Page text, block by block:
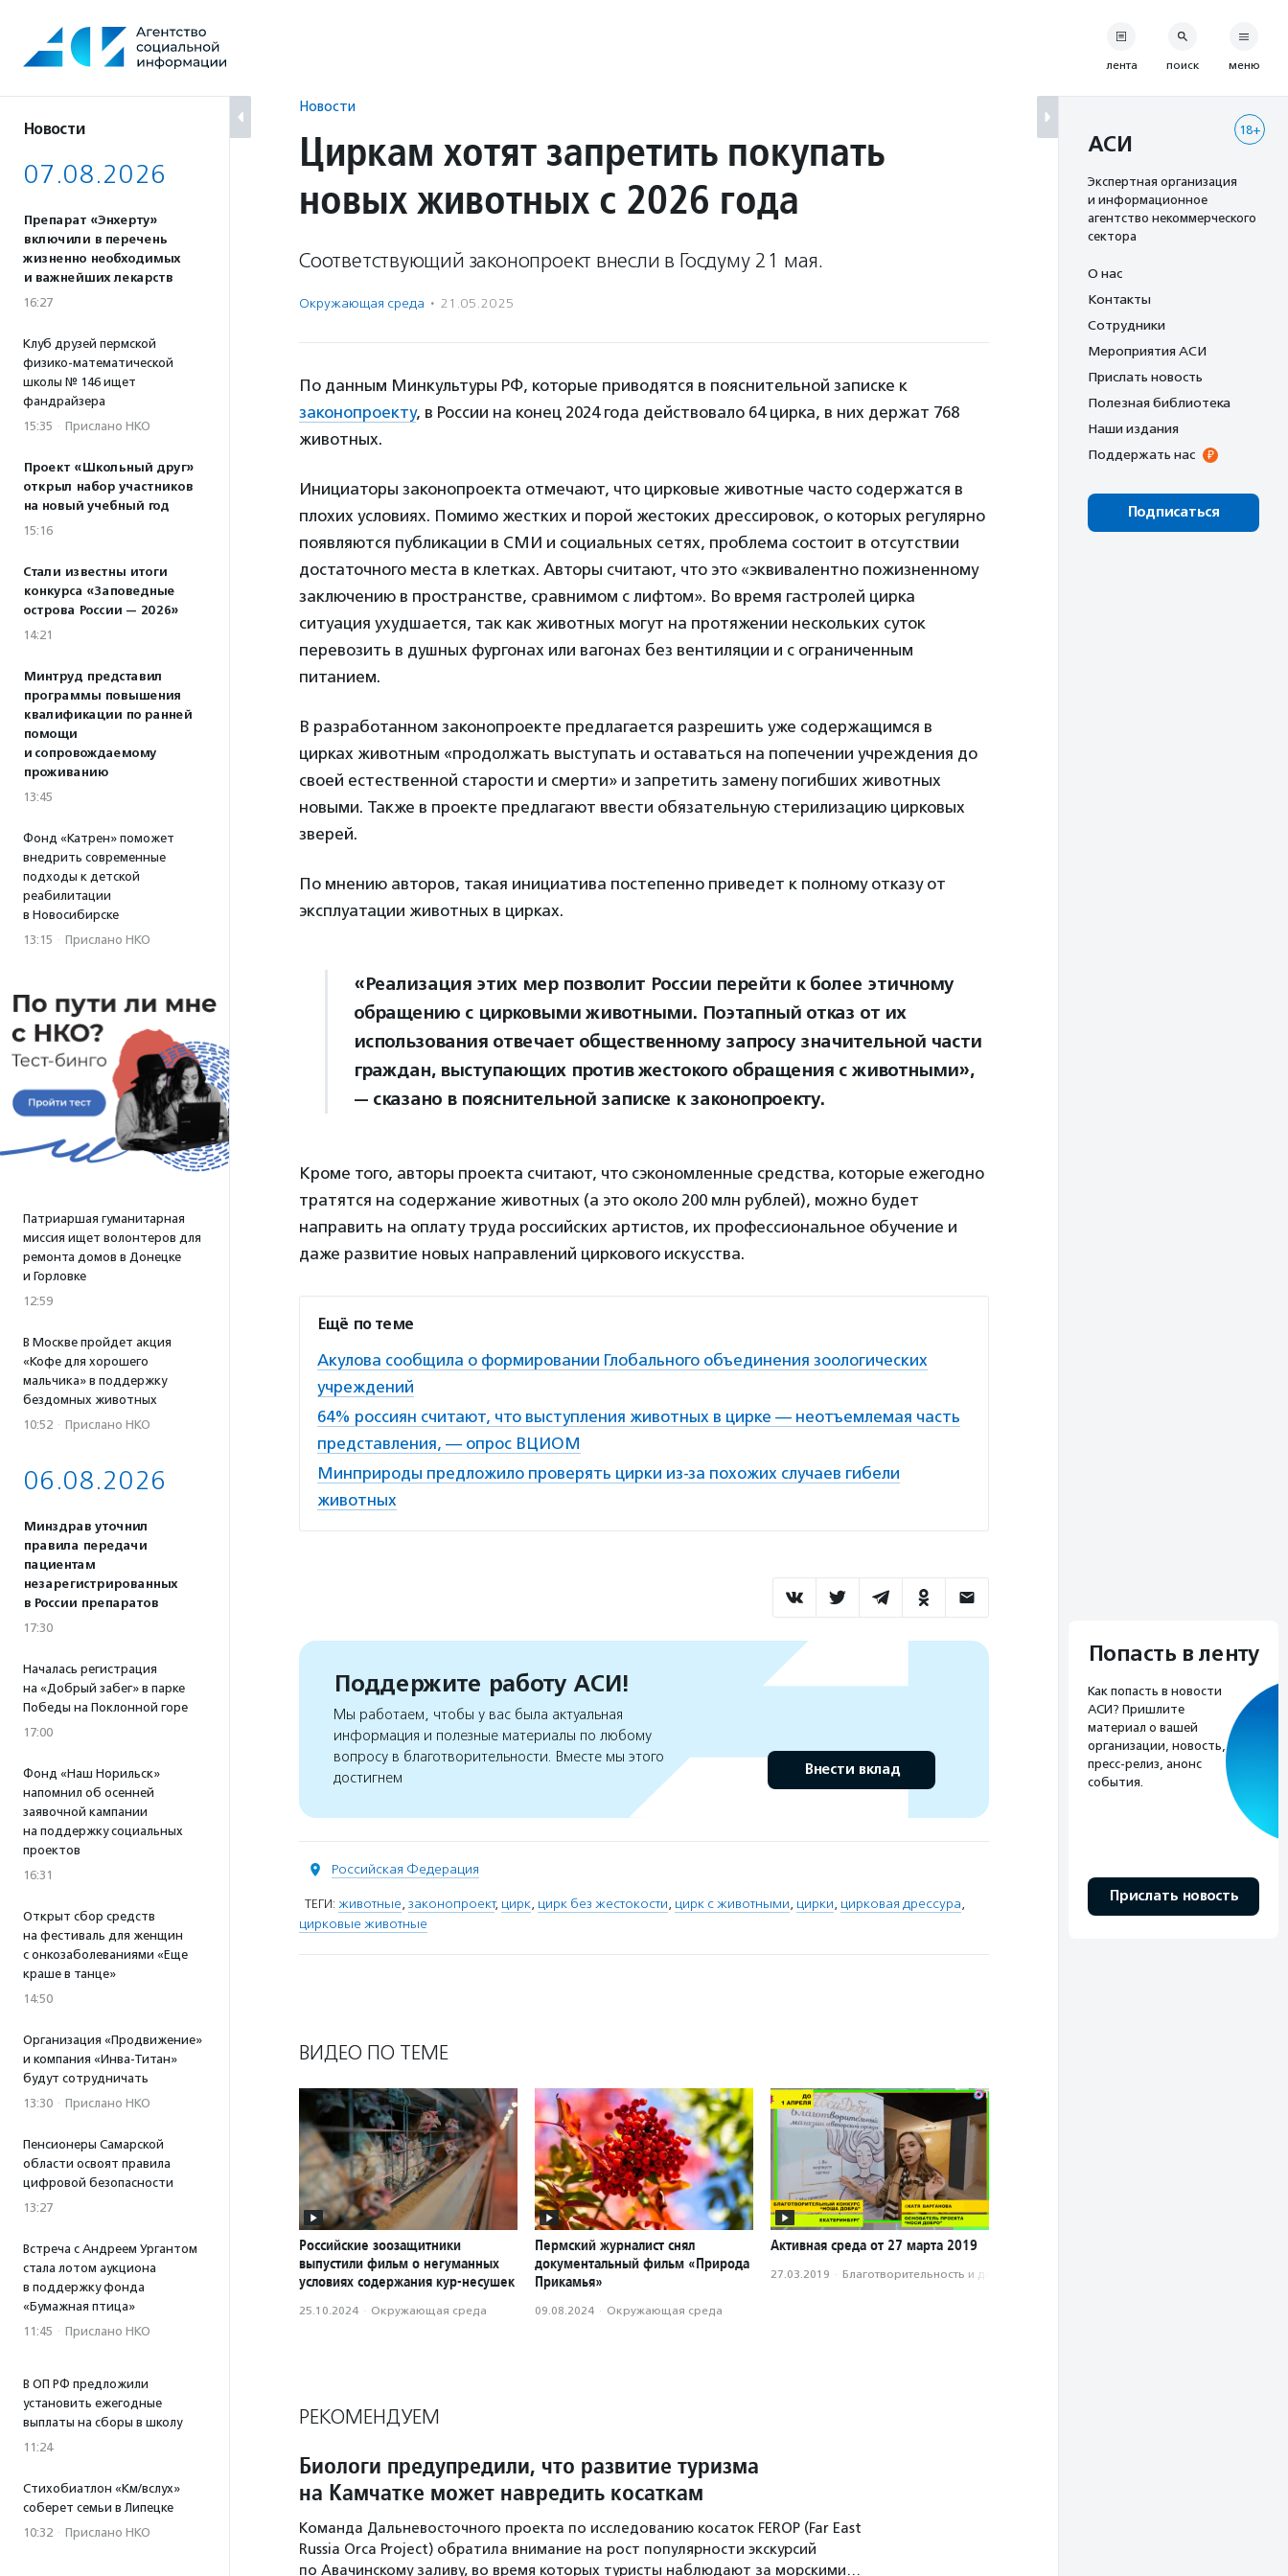
содержанию
Новости
07.08.2026
Препарат «Энхерту»
включили в перечень
жизненно необходимых
и важнейших лекарств
16:27
Клуб друзей пермской
физико-математической
школы № 146 ищет
фандрайзера
15:35 · Прислано НКО
Проект «Школьный друг»
открыл набор участников
на новый учебный год
15:16
Стали известны итоги
конкурса «Заповедные
острова России — 2026»
14:21
Минтруд представил
программы повышения
квалификации по ранней
помощи
и сопровождаемому
проживанию
13:45
Фонд «Катрен» поможет
внедрить современные
подходы к детской
реабилитации
в Новосибирске
13:15 · Прислано НКО
Патриаршая гуманитарная
миссия ищет волонтеров для
ремонта домов в Донецке
и Горловке
12:59
В Москве пройдет акция
«Кофе для хорошего
мальчика» в поддержку
бездомных животных
10:52 · Прислано НКО
06.08.2026
Минздрав уточнил
правила передачи
пациентам
незарегистрированных
в России препаратов
17:30
Началась регистрация
на «Добрый забег» в парке
Победы на Поклонной горе
17:00
Фонд «Наш Норильск»
напомнил об осенней
заявочной кампании
на поддержку социальных
проектов
16:31
Открыт сбор средств
на фестиваль для женщин
с онкозаболеваниями «Еще
краше в танце»
14:50
Организация «Продвижение»
и компания «Инва-Титан»
будут сотрудничать
13:30 · Прислано НКО
Пенсионеры Самарской
области освоят правила
цифровой безопасности
13:27
Встреча с Андреем Ургантом
стала лотом аукциона
в поддержку фонда
«Бумажная птица»
11:45 · Прислано НКО
В ОП РФ предложили
установить ежегодные
выплаты на сборы в школу
11:24
Стихобиатлон «Км/вслух»
соберет семьи в Липецке
10:32 · Прислано НКО
Новости
Циркам хотят запретить покупать
новых животных с 2026 года
Соответствующий законопроект внесли в Госдуму 21 мая.
Окружающая среда · 21.05.2025
По данным Минкультуры РФ, которые приводятся в пояснительной записке к
законопроекту, в России на конец 2024 года действовало 64 цирка, в них держат 768
животных.
Инициаторы законопроекта отмечают, что цирковые животные часто содержатся в
плохих условиях. Помимо жестких и порой жестоких дрессировок, о которых регулярно
появляются публикации в СМИ и социальных сетях, проблема состоит в отсутствии
достаточного места в клетках. Авторы считают, что это «эквивалентно пожизненному
заключению в пространстве, сравнимом с лифтом». Во время гастролей цирка
ситуация ухудшается, так как животных могут на протяжении нескольких суток
перевозить в душных фургонах или вагонах без вентиляции и с ограниченным
питанием.
В разработанном законопроекте предлагается разрешить уже содержащимся в
цирках животным «продолжать выступать и оставаться на попечении учреждения до
своей естественной старости и смерти» и запретить замену погибших животных
новыми. Также в проекте предлагают ввести обязательную стерилизацию цирковых
зверей.
По мнению авторов, такая инициатива постепенно приведет к полному отказу от
эксплуатации животных в цирках.
«Реализация этих мер позволит России перейти к более этичному
обращению с цирковыми животными. Поэтапный отказ от их
использования отвечает общественному запросу значительной части
граждан, выступающих против жестокого обращения с животными»,
— сказано в пояснительной записке к законопроекту.
Кроме того, авторы проекта считают, что сэкономленные средства, которые ежегодно
тратятся на содержание животных (а это около 200 млн рублей), можно будет
направить на оплату труда российских артистов, их профессиональное обучение и
даже развитие новых направлений циркового искусства.
Ещё по теме
Акулова сообщила о формировании Глобального объединения зоологических
учреждений
64% россиян считают, что выступления животных в цирке — неотъемлемая часть
представления, — опрос ВЦИОМ
Минприроды предложило проверять цирки из-за похожих случаев гибели
животных
Поддержите работу АСИ!
Мы работаем, чтобы у вас была актуальная
информация и полезные материалы по любому
вопросу в благотворительности. Вместе мы этого
достигнем
Внести вклад
Российская Федерация
ТЕГИ: животные, законопроект, цирк, цирк без жестокости, цирк с животными, цирки, цирковая дрессура,
цирковые животные
ВИДЕО ПО ТЕМЕ
Российские зоозащитники
выпустили фильм о негуманных
условиях содержания кур-несушек
25.10.2024 · Окружающая среда
Пермский журналист снял
документальный фильм «Природа
Прикамья»
09.08.2024 · Окружающая среда
Активная среда от 27 марта 2019
27.03.2019 · Благотвори­тель­ность и доброволь­чест­во
РЕКОМЕНДУЕМ
Биологи предупредили, что развитие туризма
на Камчатке может навредить косаткам
Команда Дальневосточного проекта по исследованию косаток FEROP (Far East
Russia Orca Project) обратила внимание на рост популярности экскурсий
по Авачинскому заливу, во время которых туристы наблюдают за морскими…
лента поиск меню
18+
АСИ
Экспертная организация
и информационное
агентство некоммерческого
сектора
О нас
Контакты
Сотрудники
Мероприятия АСИ
Прислать новость
Полезная библиотека
Наши издания
Поддержать нас
Подписаться
Попасть в ленту
Как попасть в новости
АСИ? Пришлите
материал о вашей
организации, новость,
пресс-релиз, анонс
события.
Прислать новость